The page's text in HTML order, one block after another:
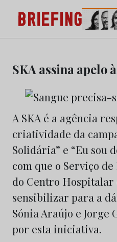
content
Briefing: Todas as
Marketing e da
SKA assina apelo
A SKA é a agência
criatividade da
Solidária” e “Eu sou
com que o Serviço
do Centro Hospitalar
sensibilizar para a
Sónia Araújo e Jorge
por esta iniciativa.